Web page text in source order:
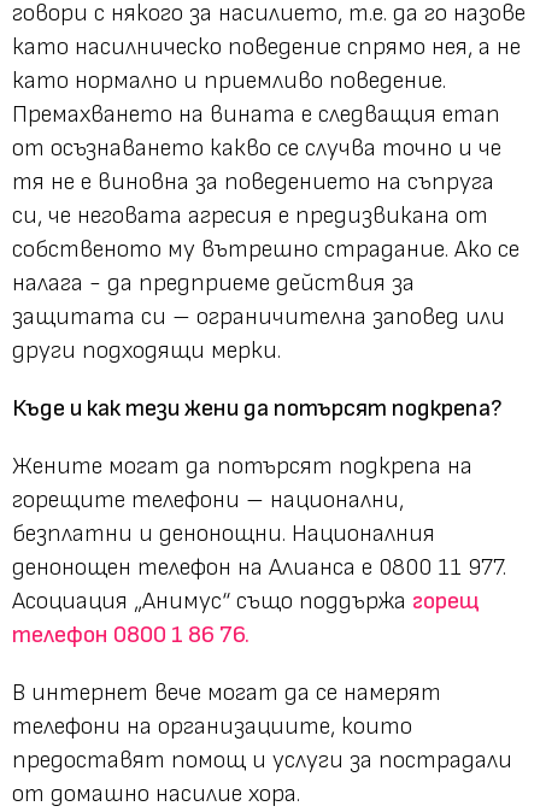
говори с някого за насилието, т.е. да го назове
като насилническо поведение спрямо нея, а не
като нормално и приемливо поведение.
Премахването на вината е следващия етап
от осъзнаването какво се случва точно и че
тя не е виновна за поведението на съпруга
си, че неговата агресия е предизвикана от
собственото му вътрешно страдание. Ако се
налага - да предприеме действия за
защитата си – ограничителна заповед или
други подходящи мерки.
Къде и как тези жени да потърсят подкрепа?
Жените могат да потърсят подкрепа на
горещите телефони – национални,
безплатни и денонощни. Националния
денонощен телефон на Алианса е 0800 11 977.
Асоциация „Анимус“ също поддържа горещ
телефон 0800 1 86 76.
В интернет вече могат да се намерят
телефони на организациите, които
предоставят помощ и услуги за пострадали
от домашно насилие хора.